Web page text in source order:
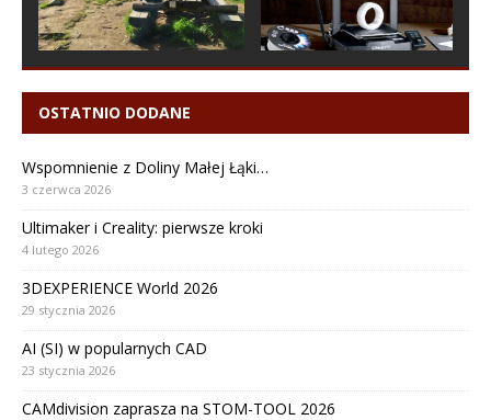
OSTATNIO DODANE
Wspomnienie z Doliny Małej Łąki…
3 czerwca 2026
Ultimaker i Creality: pierwsze kroki
4 lutego 2026
3DEXPERIENCE World 2026
29 stycznia 2026
AI (SI) w popularnych CAD
23 stycznia 2026
CAMdivision zaprasza na STOM-TOOL 2026